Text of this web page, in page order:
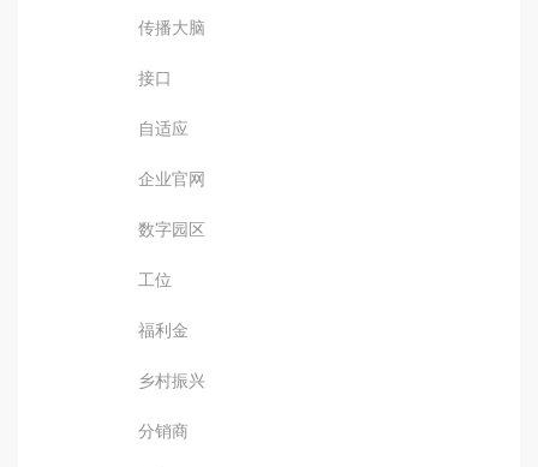
传播大脑
接口
自适应
企业官网
数字园区
工位
福利金
乡村振兴
分销商